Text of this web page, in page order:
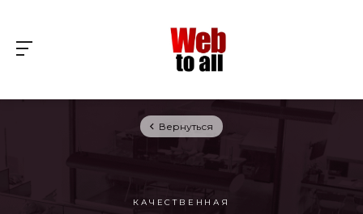
Вернуться
КАЧЕСТВЕННАЯ